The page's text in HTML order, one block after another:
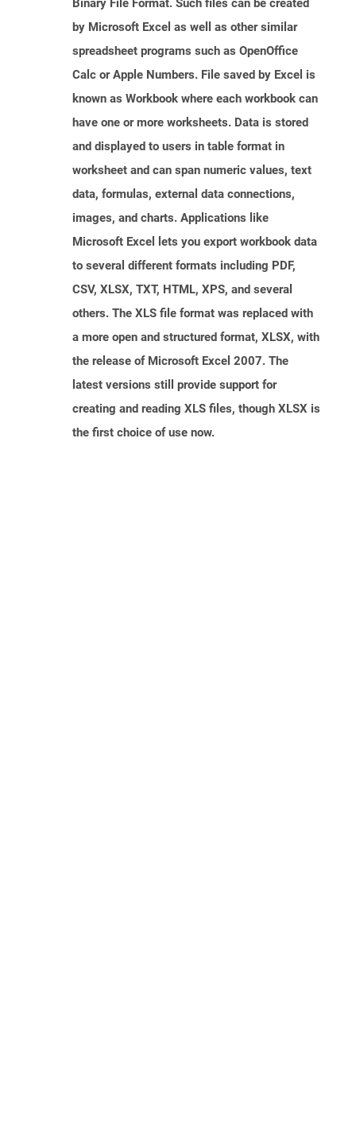
Binary File Format. Such files can be created
by Microsoft Excel as well as other similar
spreadsheet programs such as OpenOffice
Calc or Apple Numbers. File saved by Excel is
known as Workbook where each workbook can
have one or more worksheets. Data is stored
and displayed to users in table format in
worksheet and can span numeric values, text
data, formulas, external data connections,
images, and charts. Applications like
Microsoft Excel lets you export workbook data
to several different formats including PDF,
CSV, XLSX, TXT, HTML, XPS, and several
others. The XLS file format was replaced with
a more open and structured format, XLSX, with
the release of Microsoft Excel 2007. The
latest versions still provide support for
creating and reading XLS files, though XLSX is
the first choice of use now.